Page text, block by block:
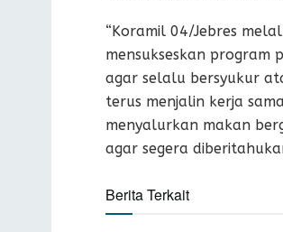
“Koramil 04/Jebres
mensukseskan program
agar selalu bersyukur
terus menjalin kerja
menyalurkan makan
agar segera
Berita Terkait